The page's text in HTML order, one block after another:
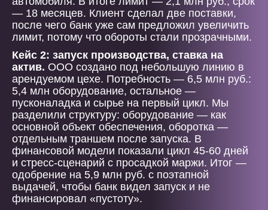
— 18 месяцев. Клиент сделал две поставки,
после чего банк уже сам предложил увеличить
лимит, потому что обороты стали прозрачными.
Кейс 2: запуск производства, ставка на
актив. ООО создано под небольшую линию в
арендуемом цехе. Потребность — 6,5 млн руб.:
5,4 млн оборудование, остальное —
пусконаладка и сырье на первый цикл. Мы
разделили структуру: оборудование — как
основной объект обеспечения, оборотка —
отдельным траншем после запуска. В
финансовой модели показали цикл 45-60 дней
и стресс-сценарий с просадкой маржи. Итог —
одобрение на 5,9 млн руб. с поэтапной
выдачей, чтобы банк видел запуск и не
финансировал «пустоту».